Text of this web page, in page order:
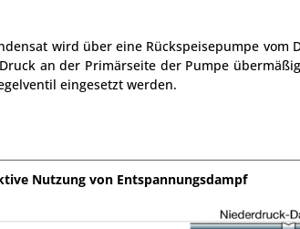
wird über eine Rückspeisepumpe vom
an der Primärseite der Pumpe
eingesetzt werden.
Nutzung von Entspannungsdampf